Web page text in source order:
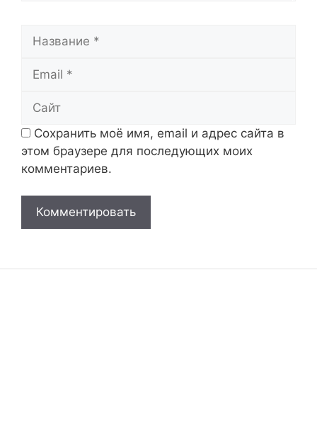
Сохранить моё имя, email и адрес сайта в
этом браузере для последующих моих
комментариев.